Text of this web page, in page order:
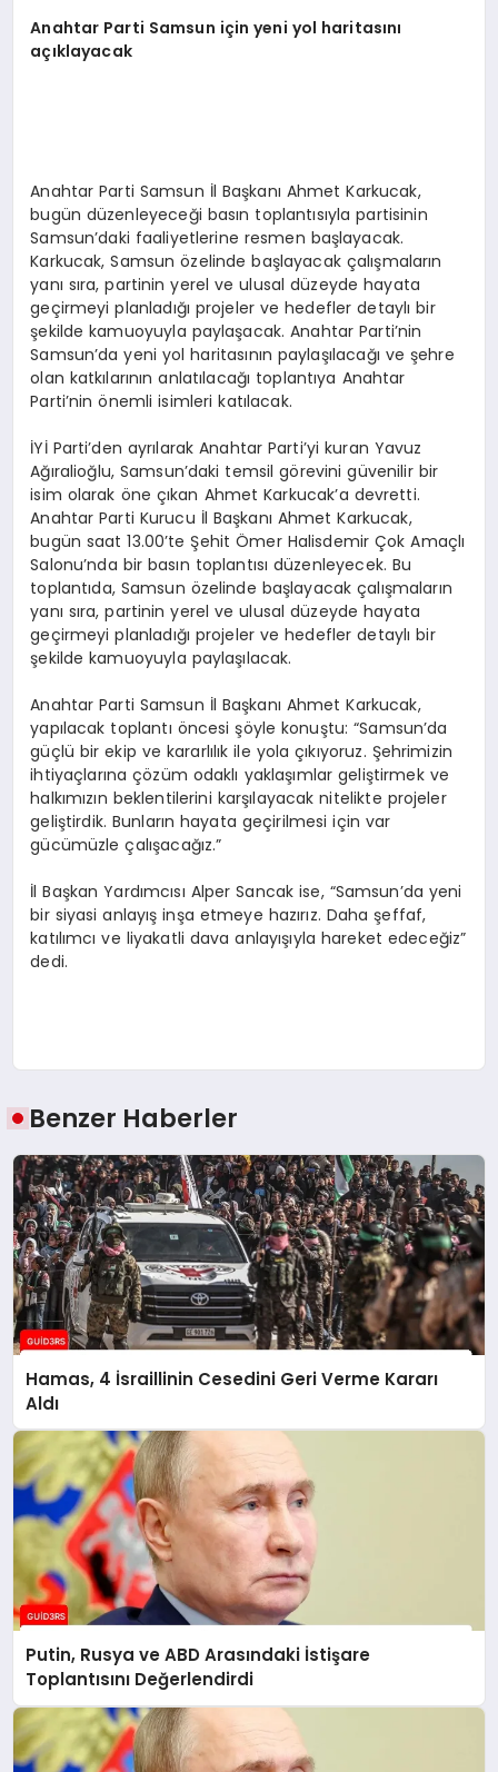
Anahtar Parti Samsun için yeni yol haritasını
açıklayacak
Anahtar Parti Samsun İl Başkanı Ahmet Karkucak,
bugün düzenleyeceği basın toplantısıyla partisinin
Samsun’daki faaliyetlerine resmen başlayacak.
Karkucak, Samsun özelinde başlayacak çalışmaların
yanı sıra, partinin yerel ve ulusal düzeyde hayata
geçirmeyi planladığı projeler ve hedefler detaylı bir
şekilde kamuoyuyla paylaşacak. Anahtar Parti’nin
Samsun’da yeni yol haritasının paylaşılacağı ve şehre
olan katkılarının anlatılacağı toplantıya Anahtar
Parti’nin önemli isimleri katılacak.
İYİ Parti’den ayrılarak Anahtar Parti’yi kuran Yavuz
Ağıralioğlu, Samsun’daki temsil görevini güvenilir bir
isim olarak öne çıkan Ahmet Karkucak’a devretti.
Anahtar Parti Kurucu İl Başkanı Ahmet Karkucak,
bugün saat 13.00’te Şehit Ömer Halisdemir Çok Amaçlı
Salonu’nda bir basın toplantısı düzenleyecek. Bu
toplantıda, Samsun özelinde başlayacak çalışmaların
yanı sıra, partinin yerel ve ulusal düzeyde hayata
geçirmeyi planladığı projeler ve hedefler detaylı bir
şekilde kamuoyuyla paylaşılacak.
Anahtar Parti Samsun İl Başkanı Ahmet Karkucak,
yapılacak toplantı öncesi şöyle konuştu: “Samsun’da
güçlü bir ekip ve kararlılık ile yola çıkıyoruz. Şehrimizin
ihtiyaçlarına çözüm odaklı yaklaşımlar geliştirmek ve
halkımızın beklentilerini karşılayacak nitelikte projeler
geliştirdik. Bunların hayata geçirilmesi için var
gücümüzle çalışacağız.”
İl Başkan Yardımcısı Alper Sancak ise, “Samsun’da yeni
bir siyasi anlayış inşa etmeye hazırız. Daha şeffaf,
katılımcı ve liyakatli dava anlayışıyla hareket edeceğiz”
dedi.
Benzer Haberler
Hamas, 4 İsraillinin Cesedini Geri Verme Kararı
Aldı
Putin, Rusya ve ABD Arasındaki İstişare
Toplantısını Değerlendirdi